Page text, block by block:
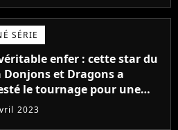
SÉRIE
enfer : cette star du
et Dragons a
le tournage pour une
très spéciale
2023